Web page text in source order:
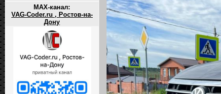
MAX-канал:
VAG-Coder.ru , Ростов-на-
Дону